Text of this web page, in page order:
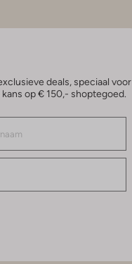
deals, speciaal voor
op € 150,- shoptegoed.